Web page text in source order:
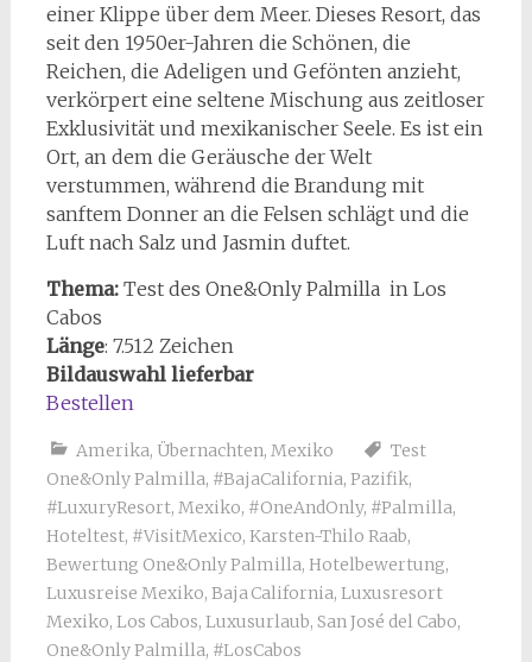
einer Klippe über dem Meer. Dieses Resort, das
seit den 1950er-Jahren die Schönen, die
Reichen, die Adeligen und Gefönten anzieht,
verkörpert eine seltene Mischung aus zeitloser
Exklusivität und mexikanischer Seele. Es ist ein
Ort, an dem die Geräusche der Welt
verstummen, während die Brandung mit
sanftem Donner an die Felsen schlägt und die
Luft nach Salz und Jasmin duftet.
Thema: Test des One&Only Palmilla in Los
Cabos
Länge: 7.512 Zeichen
Bildauswahl lieferbar
Bestellen
Amerika, Übernachten, Mexiko
Test
One&Only Palmilla, #BajaCalifornia, Pazifik,
#LuxuryResort, Mexiko, #OneAndOnly, #Palmilla,
Hoteltest, #VisitMexico, Karsten-Thilo Raab,
Bewertung One&Only Palmilla, Hotelbewertung,
Luxusreise Mexiko, Baja California, Luxusresort
Mexiko, Los Cabos, Luxusurlaub, San José del Cabo,
One&Only Palmilla, #LosCabos